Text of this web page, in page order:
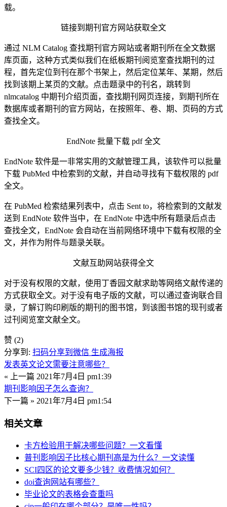
载。
链接到期刊官方网站获取全文
通过 NLM Catalog 查找期刊官方网站或者期刊所在全文数据
库页面，这种方式类似我们在纸板期刊阅览室查找期刊的过
程，首先定位到刊在那个书架上，然后定位某年、某期，然后
找到该期上某页的文献。点击题录中的刊名，跳转到
nlmcatalog 中期刊介绍页面，查找期刊网页连接，到期刊所在
数据库或者期刊的官方网站，在按照年、卷、期、页码的方式
查找全文。
EndNote 批量下载 pdf 全文
EndNote 软件是一非常实用的文献管理工具，该软件可以批量
下载 PubMed 中检索到的文献，并自动寻找有下载权限的 pdf
全文。
在 PubMed 检索结果列表中，点击 Sent to，将检索到的文献发
送到 EndNote 软件当中，在 EndNote 中选中所有题录后点击
查找全文，EndNote 会自动在当前网络环境中下载有权限的全
文，并作为附件与题录关联。
文献互助网站获得全文
对于没有权限的文献，使用丁香园文献求助等网络文献传递的
方式获取全文。对于没有电子版的文献，可以通过查询联合目
录，了解订购印刷版的期刊的图书馆，到该图书馆的现刊或者
过刊阅览室文献全文。
赞 (2)
分享到: 扫码分享到微信 生成海报
发表英文论文需要注意哪些？
« 上一篇 2021年7月4日 pm1:39
期刊影响因子怎么查询？
下一篇 » 2021年7月4日 pm1:54
相关文章
卡方检验用于解决哪些问题？一文看懂
普刊影响因子比核心期刊高是为什么？一文读懂
SCI四区的论文要多少钱？收费情况如何？
doi查询网站有哪些？
毕业论文的表格会查重吗